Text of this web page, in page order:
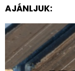
AJÁNLJUK: